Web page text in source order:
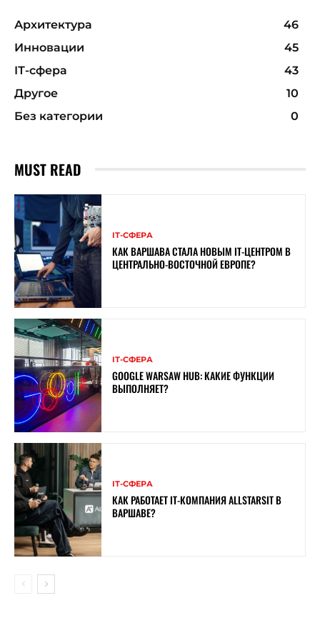
Архитектура
46
Инновации
45
ІТ-сфера
43
Другое
10
Без категории
0
MUST READ
ІТ-СФЕРА
КАК ВАРШАВА СТАЛА НОВЫМ IT-ЦЕНТРОМ В
ЦЕНТРАЛЬНО-ВОСТОЧНОЙ ЕВРОПЕ?
ІТ-СФЕРА
GOOGLE WARSAW HUB: КАКИЕ ФУНКЦИИ
ВЫПОЛНЯЕТ?
ІТ-СФЕРА
КАК РАБОТАЕТ IT-КОМПАНИЯ ALLSTARSIT В
ВАРШАВЕ?